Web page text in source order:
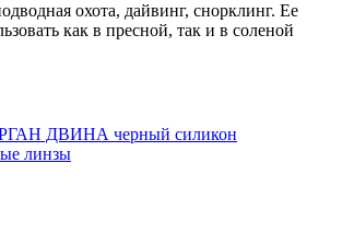
охота, дайвинг, снорклинг. Ее
как в пресной, так и в соленой